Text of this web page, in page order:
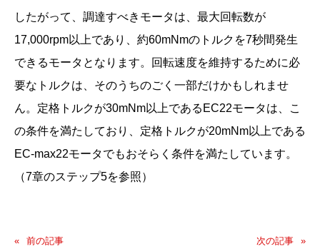
したがって、調達すべきモータは、最大回転数が
17,000rpm以上であり、約60mNmのトルクを7秒間発生
できるモータとなります。回転速度を維持するために必
要なトルクは、そのうちのごく一部だけかもしれませ
ん。定格トルクが30mNm以上であるEC22モータは、こ
の条件を満たしており、定格トルクが20mNm以上である
EC-max22モータでもおそらく条件を満たしています。
（7章のステップ5を参照）
前の記事 次の記事